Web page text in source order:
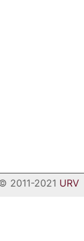
2011-2021 URV